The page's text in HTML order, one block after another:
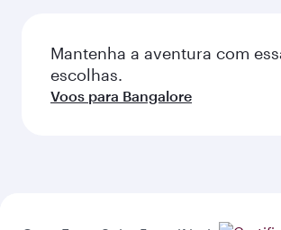
Mantenha a aventura com
escolhas.
Voos para Bangalore